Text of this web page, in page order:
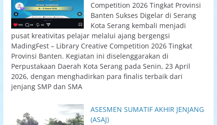
Competition 2026 Tingkat Provinsi
Banten Sukses Digelar di Serang
Kota Serang kembali menjadi
pusat kreativitas pelajar melalui ajang bergengsi
MadingFest – Library Creative Competition 2026 Tingkat
Provinsi Banten. Kegiatan ini diselenggarakan di
Perpustakaan Daerah Kota Serang pada Senin, 23 April
2026, dengan menghadirkan para finalis terbaik dari
jenjang SMP dan SMA
ASESMEN SUMATIF AKHIR JENJANG
(ASAJ)